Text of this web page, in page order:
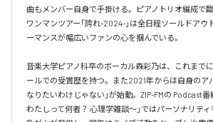
曲もメンバー自身で手掛ける。ピアノトリオ編成で
ワンマンツアー「誇れ-2024-」は全日程ソールドアウ
ーマンスが幅広いファンの心を掴んでいる。
音楽大学ピアノ科卒のボーカル森彩乃は、これまで
ールでの受賞歴を持つ。また2021年からは自身のア
なりたいわけじゃない」が始動。ZIP-FMの Podcast番
わたしって何者？ 心理学雑談〜」ではパーソナリテ